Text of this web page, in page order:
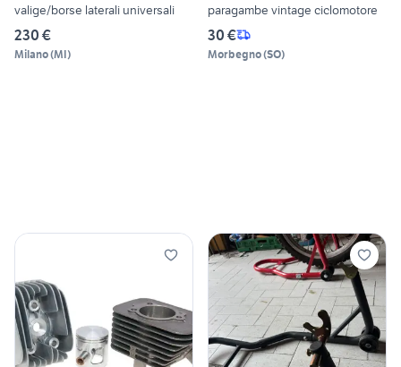
valige/borse laterali universali
230 €
Milano(MI)
paragambe vintage ciclomotore
30 €
Morbegno(SO)